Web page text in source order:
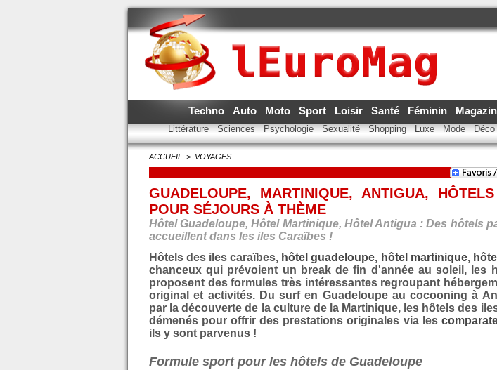
Techno Auto Moto Sport Loisir Santé Féminin
Littérature Sciences Psychologie Sexualité Shopping Luxe Mode Déco
ACCUEIL > VOYAGES
GUADELOUPE, MARTINIQUE, ANTIGUA,
POUR SÉJOURS À THÈME
Hôtel Guadeloupe, Hôtel Martinique, Hôtel Antigua : Des hôtels
accueillent dans les iles Caraïbes !
Hôtels des iles caraïbes, hôtel guadeloupe, hôtel martinique,
chanceux qui prévoient un break de fin d'année au soleil, les
proposent des formules très intéressantes regroupant
original et activités. Du surf en Guadeloupe au cocooning à
par la découverte de la culture de la Martinique, les hôtels des
démenés pour offrir des prestations originales via les
ils y sont parvenus !
Formule sport pour les hôtels de Guadeloupe